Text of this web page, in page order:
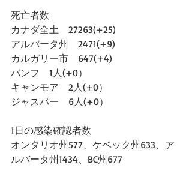
死亡者数
カナダ全土　27263(+25)
アルバータ州　2471(+9)
カルガリー市　647(+4)
バンフ　1人(+0）
キャンモア　2人(+0）
ジャスパー　6人(+0）
1日の感染確認者数
オンタリオ州577、ケベック州633、ア
ルバータ州1434、BC州677